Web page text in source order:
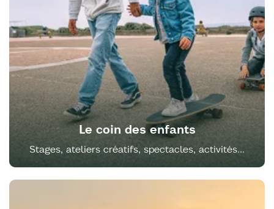
Le coin des enfants
Stages, ateliers créatifs, spectacles, activités...